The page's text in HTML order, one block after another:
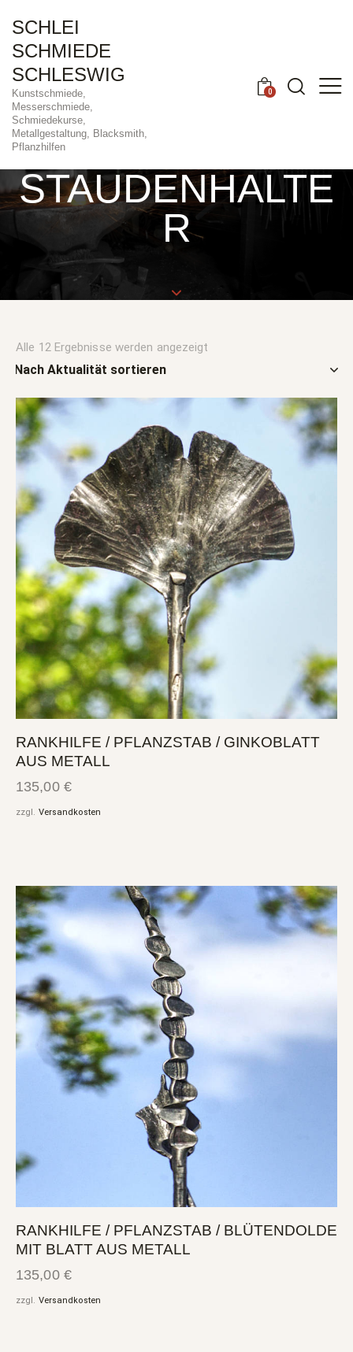
SCHLEI
SCHMIEDE
SCHLESWIG
Kunstschmiede,
Messerschmiede,
Schmiedekurse,
Metallgestaltung, Blacksmith,
Pflanzhilfen
0
STAUDENHALTE
R
Alle 12 Ergebnisse werden angezeigt
RANKHILFE / PFLANZSTAB / GINKOBLATT
AUS METALL
135,00 €
zzgl. Versandkosten
RANKHILFE / PFLANZSTAB / BLÜTENDOLDE
MIT BLATT AUS METALL
135,00 €
zzgl. Versandkosten